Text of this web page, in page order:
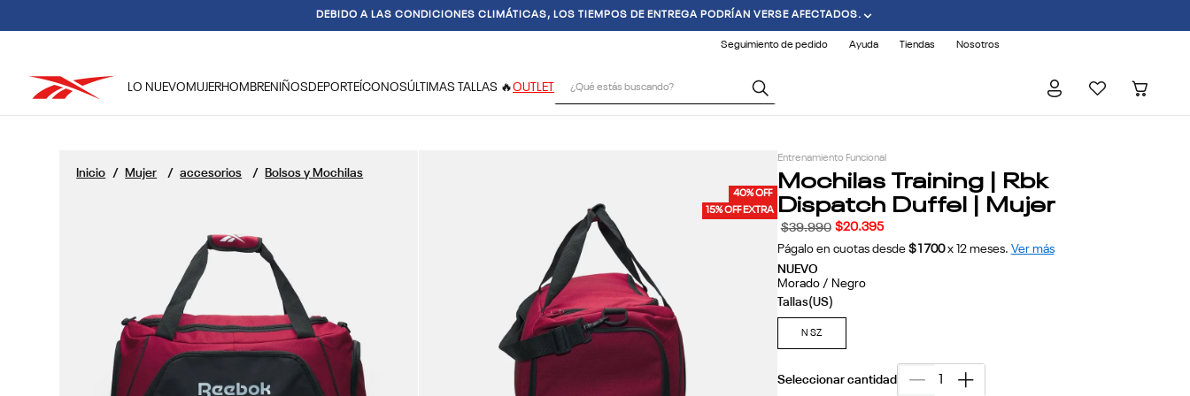
DEBIDO A LAS CONDICIONES CLIMÁTICAS, LOS TIEMPOS DE ENTREGA PODRÍAN VERSE AFECTADOS.
Seguimiento de pedido Ayuda Tiendas Nosotros
LO NUEVO MUJERHOMBRENIÑOSDEPORTE ÍCONOSÚLTIMAS TALLAS 🔥OUTLET
40% OFF
15% OFF EXTRA
Mujer accesorios Bolsos y Mochilas
Entrenamiento Funcional
Mochilas Training | Rbk
Dispatch Duffel | Mujer
$39.990 $20.395
Págalo en cuotas desde $1700 x 12meses. Ver más
NUEVO
Morado / Negro
N SZ
2.
club c
4.
training
5.
7.
nano 4